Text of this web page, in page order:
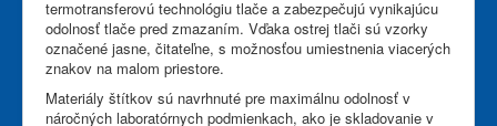
termotransferovú technológiu tlače a zabezpečujú vynikajúcu
odolnosť tlače pred zmazaním. Vďaka ostrej tlači sú vzorky
označené jasne, čitateľne, s možnosťou umiestnenia viacerých
znakov na malom priestore.
Materiály štítkov sú navrhnuté pre maximálnu odolnosť v
náročných laboratórnych podmienkach, ako je skladovanie v